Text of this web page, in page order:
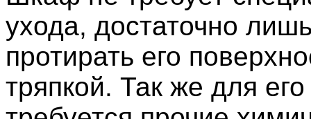
ухода, достаточно
протирать его
тряпкой. Так же для